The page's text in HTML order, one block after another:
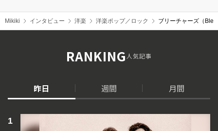
Mikiki インタビュー 洋楽 洋楽ポップ／ロック ブリーチャーズ（
RANKING人気記事
昨日 週間 月間